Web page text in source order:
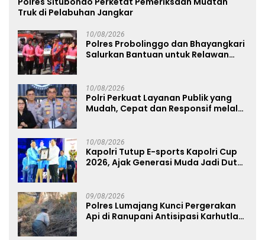
Truk di Pelabuhan Jangkar
10/08/2026
Polres Probolinggo dan Bhayangkari
Salurkan Bantuan untuk Relawan
10/08/2026
Polri Perkuat Layanan Publik yang
Mudah, Cepat dan Responsif melalui
10/08/2026
Kapolri Tutup E-sports Kapolri Cup
2026, Ajak Generasi Muda Jadi Duta
09/08/2026
Polres Lumajang Kunci Pergerakan
Api di Ranupani Antisipasi Karhutla